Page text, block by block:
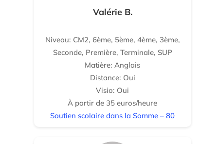
Valérie B.
Niveau: CM2, 6ème, 5ème, 4ème, 3ème,
Seconde, Première, Terminale, SUP
Matière: Anglais
Distance: Oui
Visio: Oui
À partir de 35 euros/heure
Soutien scolaire dans la Somme – 80